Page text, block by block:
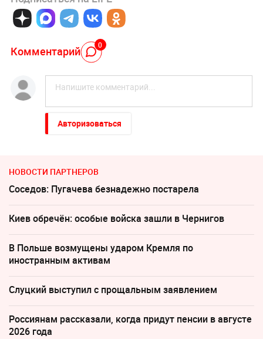
Комментарий 0
Авторизоваться
НОВОСТИ ПАРТНЕРОВ
Соседов: Пугачева безнадежно постарела
Киев обречён: особые войска зашли в Чернигов
В Польше возмущены ударом Кремля по
иностранным активам
Слуцкий выступил с прощальным заявлением
Россиянам рассказали, когда придут пенсии в августе
2026 года